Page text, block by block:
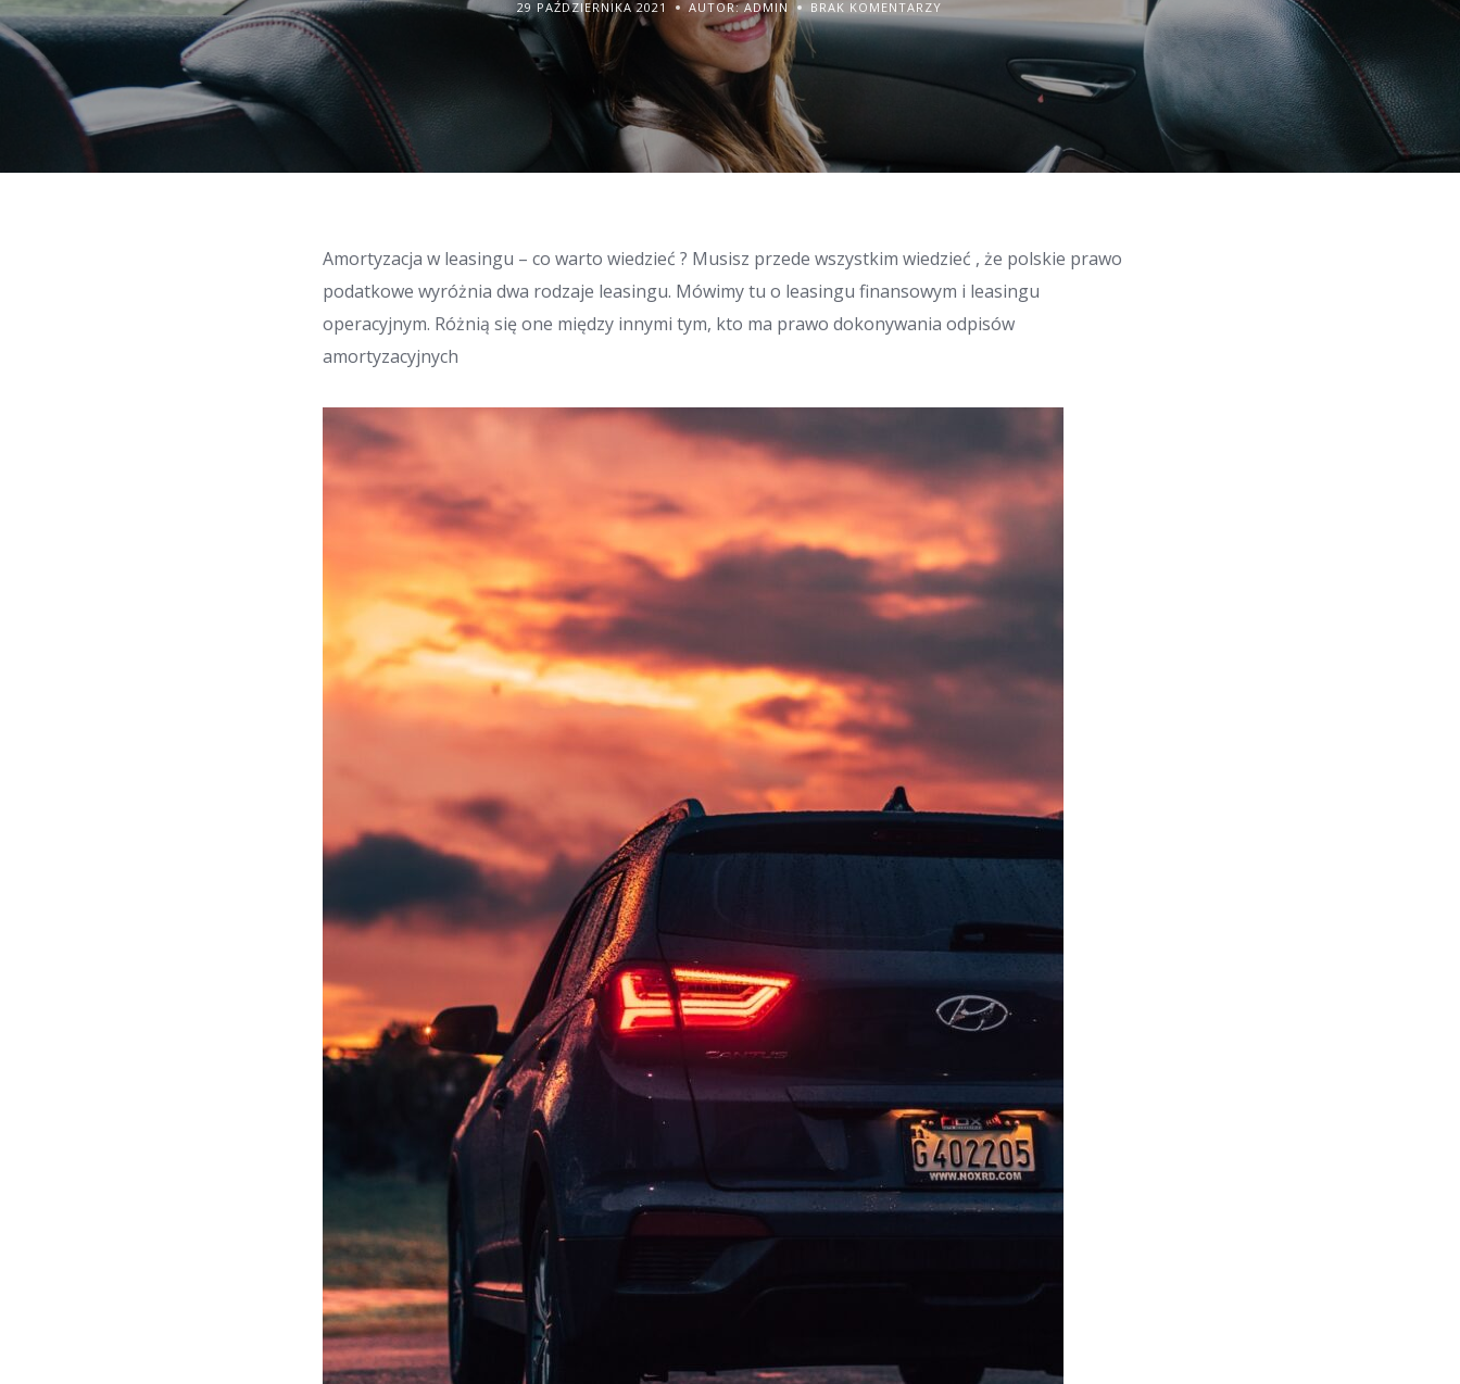
29 PAŹDZIERNIKA 2021 AUTOR: ADMIN BRAK KOMENTARZY
Amortyzacja w leasingu – co warto wiedzieć ? Musisz przede wszystkim wiedzieć , że polskie prawo
podatkowe wyróżnia dwa rodzaje leasingu. Mówimy tu o leasingu finansowym i leasingu
operacyjnym. Różnią się one między innymi tym, kto ma prawo dokonywania odpisów
amortyzacyjnych